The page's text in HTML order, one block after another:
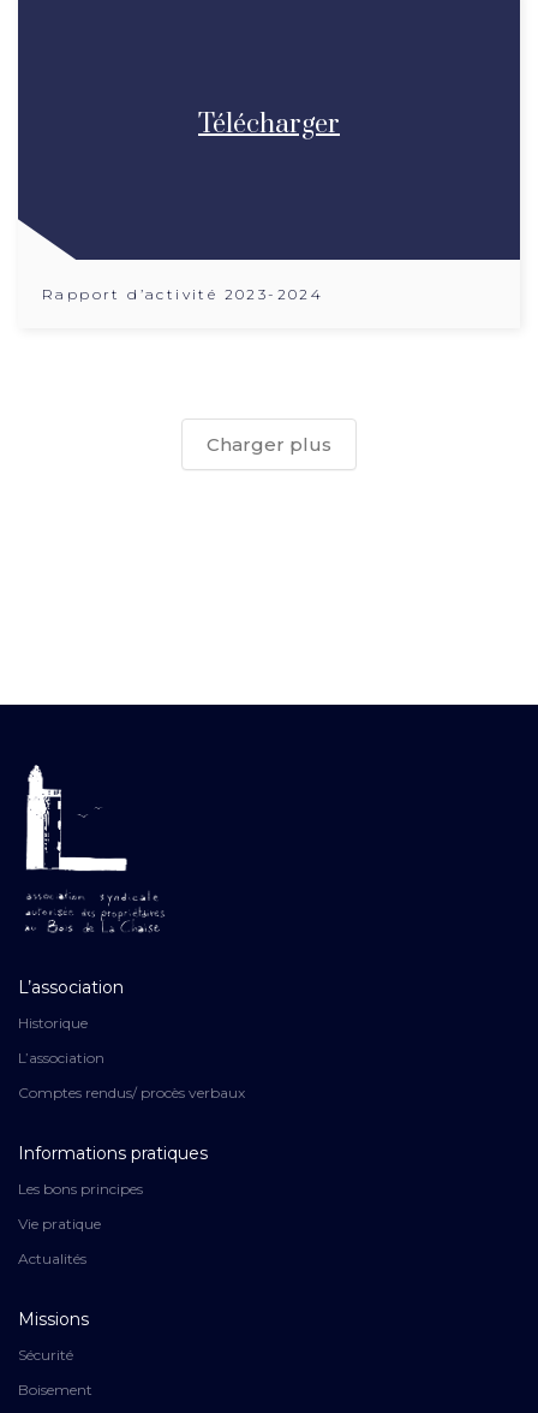
Télécharger
Rapport d’activité 2023-2024
Charger plus
L’association
Historique
L’association
Comptes rendus/ procès verbaux
Informations pratiques
Les bons principes
Vie pratique
Actualités
Missions
Sécurité
Boisement